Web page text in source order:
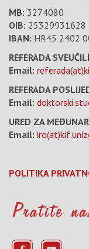
MB: 3274080
OIB: 25329931628
IBAN: HR45 2402
REFERADA
Email:
REFERADA
Email:
URED ZA
Email:
POLITIKA